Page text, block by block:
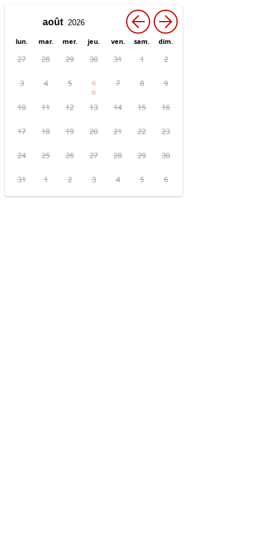
← →
lun. mar. mer. jeu. ven. sam. dim.
27 28 29 30 31 1 2
3 4 5 6 7 8 9
10 11 12 13 14 15 16
17 18 19 20 21 22 23
24 25 26 27 28 29 30
31 1 2 3 4 5 6